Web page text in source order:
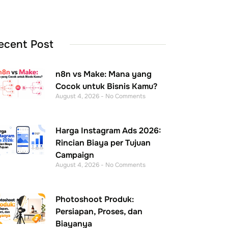
Post
n8n vs Make: Mana yang
Cocok untuk Bisnis Kamu?
August 4, 2026 No Comments
Harga Instagram Ads 2026:
Rincian Biaya per Tujuan
Campaign
August 4, 2026 No Comments
Photoshoot Produk:
Persiapan, Proses, dan
Biayanya